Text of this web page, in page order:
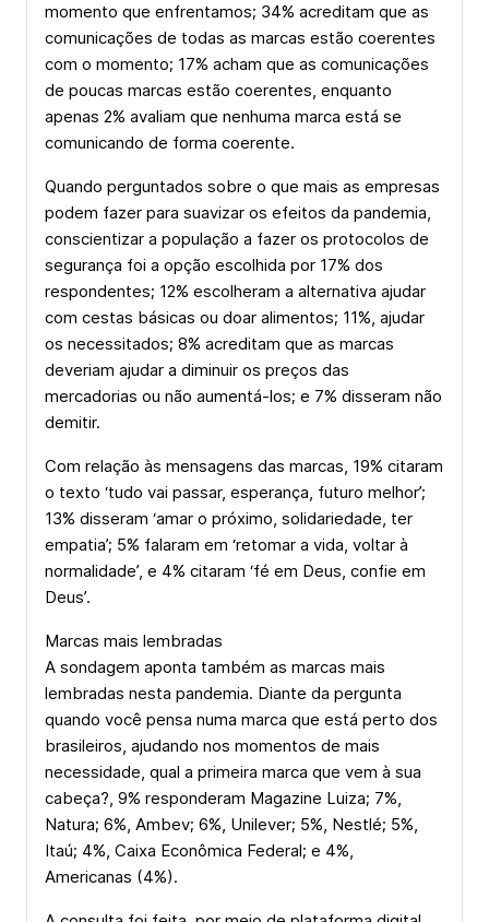
momento que enfrentamos; 34% acreditam que as
comunicações de todas as marcas estão coerentes
com o momento; 17% acham que as comunicações
de poucas marcas estão coerentes, enquanto
apenas 2% avaliam que nenhuma marca está se
comunicando de forma coerente.
Quando perguntados sobre o que mais as empresas
podem fazer para suavizar os efeitos da pandemia,
conscientizar a população a fazer os protocolos de
segurança foi a opção escolhida por 17% dos
respondentes; 12% escolheram a alternativa ajudar
com cestas básicas ou doar alimentos; 11%, ajudar
os necessitados; 8% acreditam que as marcas
deveriam ajudar a diminuir os preços das
mercadorias ou não aumentá-los; e 7% disseram não
demitir.
Com relação às mensagens das marcas, 19% citaram
o texto ‘tudo vai passar, esperança, futuro melhor’;
13% disseram ‘amar o próximo, solidariedade, ter
empatia’; 5% falaram em ‘retomar a vida, voltar à
normalidade’, e 4% citaram ‘fé em Deus, confie em
Deus’.
Marcas mais lembradas
A sondagem aponta também as marcas mais
lembradas nesta pandemia. Diante da pergunta
quando você pensa numa marca que está perto dos
brasileiros, ajudando nos momentos de mais
necessidade, qual a primeira marca que vem à sua
cabeça?, 9% responderam Magazine Luiza; 7%,
Natura; 6%, Ambev; 6%, Unilever; 5%, Nestlé; 5%,
Itaú; 4%, Caixa Econômica Federal; e 4%,
Americanas (4%).